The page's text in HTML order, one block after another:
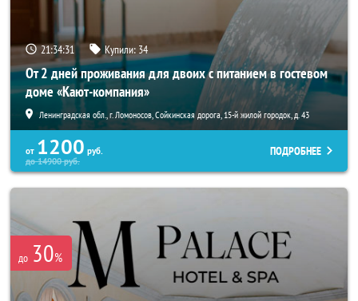
21:34:30 Купили: 34
От 2 дней проживания для двоих с питанием в гостевом
доме «Кают-компания»
Ленинградская обл., г. Ломоносов, Сойкинская дорога, 15-й жилой городок, д. 43
от 1200 руб.
до14900руб.
ПОДРОБНЕЕ
до 30%